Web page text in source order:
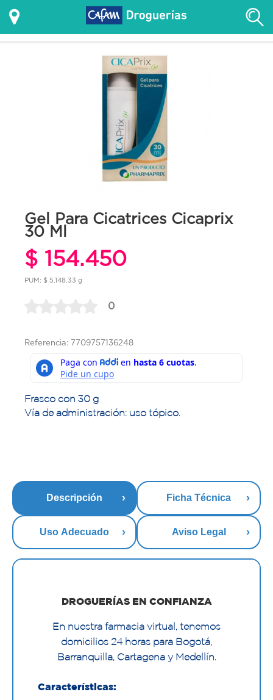
Gel Para Cicatrices Cicaprix
30 Ml
$ 154.450
PUM: $ 5,148.33 g
0
Referencia: 7709757136248
Frasco con 30 g
Vía de administración: uso tópico.
Descripción Ficha Técnica
Uso Adecuado Aviso Legal
DROGUERÍAS EN CONFIANZA
En nuestra farmacia virtual, tenemos
domicilios 24 horas para Bogotá,
Barranquilla, Cartagena y Medellín.
Características: